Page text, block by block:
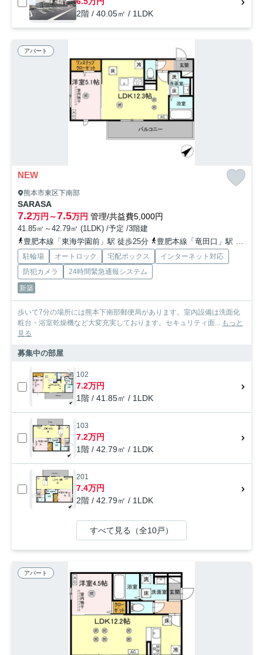
2階 / 40.05㎡ / 1LDK
アパート
NEW
熊本市東区下南部
SARASA
7.2万円～7.5万円 管理/共益費5,000円
41.85㎡～42.79㎡ (1LDK) /予定 /3階建
豊肥本線「東海学園前」駅 徒歩25分
豊肥本線「竜田口」駅 徒歩31分
駐輪場 オートロック 宅配ボックス
インターネット対応
防犯カメラ
24時間緊急通報システム
新築
歩いて7分の場所には熊本下南部郵便局があります。室内設備は洗面化
粧台・浴室乾燥機など大変充実しております。セキュリティ面... もっと
見る
募集中の部屋
102
7.2万円
1階 / 41.85㎡ / 1LDK
103
7.2万円
1階 / 42.79㎡ / 1LDK
201
7.4万円
2階 / 42.79㎡ / 1LDK
すべて見る（全10戸）
アパート